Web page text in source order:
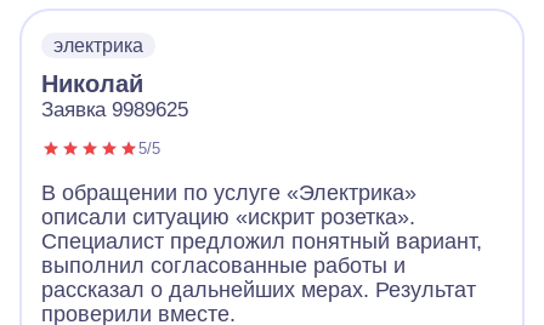
электрика
Николай
Заявка 9989625
5/5
В обращении по услуге «Электрика»
описали ситуацию «искрит розетка».
Специалист предложил понятный вариант,
выполнил согласованные работы и
рассказал о дальнейших мерах. Результат
проверили вместе.